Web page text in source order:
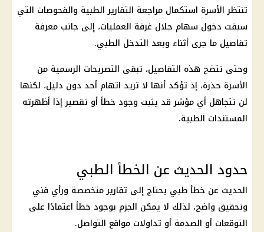
تنتظر الأسرة استكمال مراجعة التقارير الطبية والفحوصات التي
سبقت دخول سهام جلال غرفة العمليات، إلى جانب معرفة
تفاصيل ما جرى أثناء وبعد التدخل الطبي.
وحتى تتضح هذه التفاصيل، تبقى التصريحات الرسمية من
الأسرة حذرة، إذ تؤكد أنها لا تريد اتهام أحد دون دليل، لكنها
لن تتجاهل أي مؤشر قد يثبت وجود خطأ أو تقصير إذا أظهرته
المستندات الطبية.
حدود الحديث عن الخطأ الطبي
الحديث عن خطأ طبي يحتاج إلى تقارير متخصصة ورأي فني
وتحقيق واضح، لذلك لا يمكن الجزم بوجود خطأ اعتمادًا على
التوقعات أو الصدمة أو تداولات مواقع التواصل.